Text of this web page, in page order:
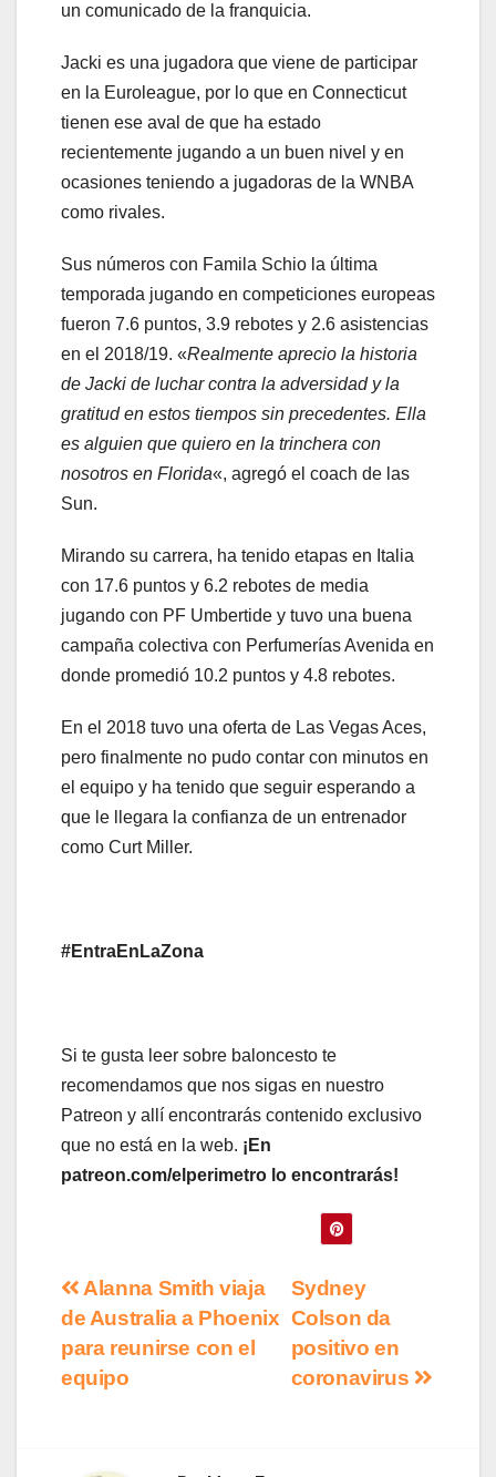
un comunicado de la franquicia.
Jacki es una jugadora que viene de participar
en la Euroleague, por lo que en Connecticut
tienen ese aval de que ha estado
recientemente jugando a un buen nivel y en
ocasiones teniendo a jugadoras de la WNBA
como rivales.
Sus números con Famila Schio la última
temporada jugando en competiciones europeas
fueron 7.6 puntos, 3.9 rebotes y 2.6 asistencias
en el 2018/19. «Realmente aprecio la historia
de Jacki de luchar contra la adversidad y la
gratitud en estos tiempos sin precedentes. Ella
es alguien que quiero en la trinchera con
nosotros en Florida«, agregó el coach de las
Sun.
Mirando su carrera, ha tenido etapas en Italia
con 17.6 puntos y 6.2 rebotes de media
jugando con PF Umbertide y tuvo una buena
campaña colectiva con Perfumerías Avenida en
donde promedió 10.2 puntos y 4.8 rebotes.
En el 2018 tuvo una oferta de Las Vegas Aces,
pero finalmente no pudo contar con minutos en
el equipo y ha tenido que seguir esperando a
que le llegara la confianza de un entrenador
como Curt Miller.
#EntraEnLaZona
Si te gusta leer sobre baloncesto te
recomendamos que nos sigas en nuestro
Patreon y allí encontrarás contenido exclusivo
que no está en la web. ¡En
patreon.com/elperimetro lo encontrarás!
Navegación
de
entradas
Sydney
Colson da
positivo en
coronavirus
Alanna Smith viaja
de Australia a Phoenix
para reunirse con el
equipo